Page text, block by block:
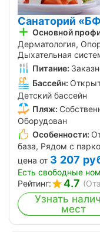
Санаторий
Основной
Дерматология,
Дыхательная
Питание:
Бассейн:
Детский бассейн
Пляж:
Оборудован
Особенности:
база, Рядом с
цена от 3 207
Есть свободные
Рейтинг:
4.7
Узнать
мест